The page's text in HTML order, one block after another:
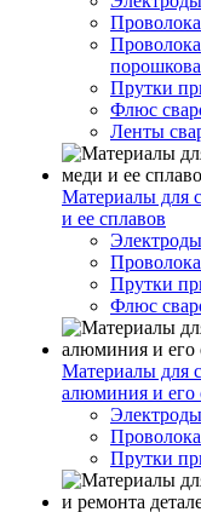
Проволока
Прутки
Флюс
Ленты
Материалы для
и ее сплавов
Прутки
Флюс
Материалы для
алюминия и его
Прутки